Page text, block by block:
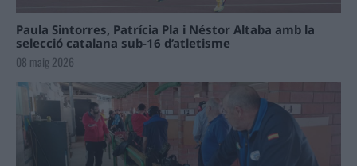
Paula Sintorres, Patrícia Pla i Néstor Altaba amb la
selecció catalana sub-16 d’atletisme
08 maig 2026